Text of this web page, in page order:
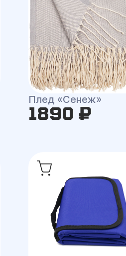
Плед «Сенеж»
1890 ₽